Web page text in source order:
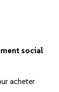
social
acheter